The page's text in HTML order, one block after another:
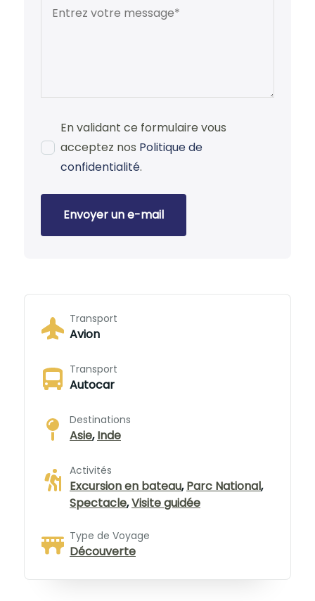
En validant ce formulaire vous
acceptez nos Politique de
confidentialité.
Envoyer un e-mail
Transport
Avion
Transport
Autocar
Destinations
Asie,Inde
Activités
Excursion en bateau,Parc National,
Spectacle,Visite guidée
Type de Voyage
Découverte